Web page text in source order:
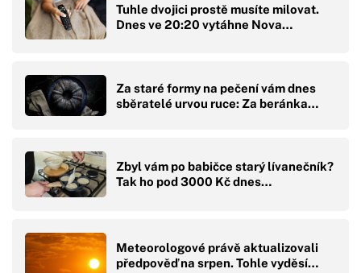
Tuhle dvojici prostě musíte milovat.
Dnes ve 20:20 vytáhne Nova…
Za staré formy na pečení vám dnes
sběratelé urvou ruce: Za beránka…
Zbyl vám po babičce starý lívanečník?
Tak ho pod 3000 Kč dnes…
Meteorologové právě aktualizovali
předpověď na srpen. Tohle vyděsí…